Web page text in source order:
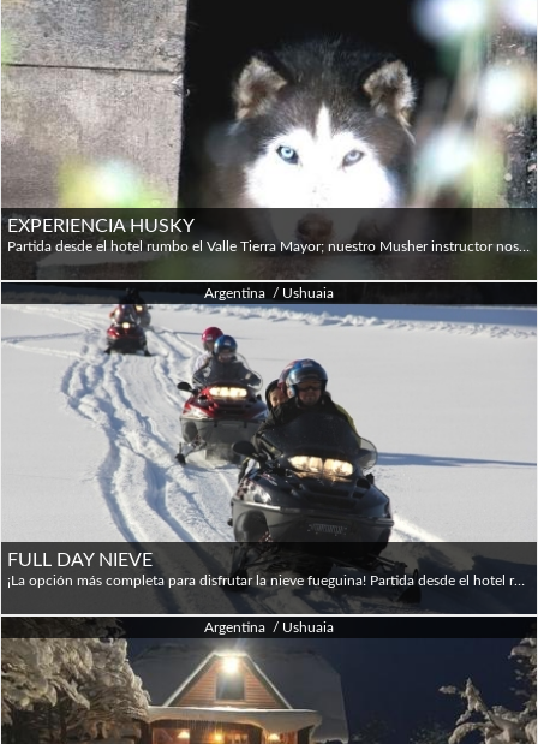
EXPERIENCIA HUSKY
Partida desde el hotel rumbo el Valle Tierra Mayor; nuestro Musher instructor nos da la bienvenida brindándonos una charla introductoria al mundo de los perros de trineo, visitando el criadero. Comenzamos luego la instrucción de conducción de trineo, conociendo las técnicas de armado y manejo del mismo. Colocamos los arneses a los perros, los enganchamos al trineo y al grito de ¡SIGA! comienza nuestra aventura en trineos de perros, un viaje intenso y a la vez divertido. A medida que avanzamos nuestra caravana de trineos se adentra en el valle nevado, para culminar en el refugio del hachero donde repondremos calorías con un refrigerio; luego de descansar, mushers y perros continuamos la travesía, atravesando bosque, ríos congelados y experimentando el mágico silencio blanco. Máximo 8 pasajeros y 4 trineos. Para participar los pasajeros deben gozar de un buen estado de salud, le tienen que gustar los perros y poseer un espíritu de trabajo en equipo. Ir en trineos de perros es una actividad comparable a la del ski de fondo, así que hay que estar en una razonable forma física.
Argentina / Ushuaia
FULL DAY NIEVE
¡La opción más completa para disfrutar la nieve fueguina! Partida desde el hotel rumbo al valle Tierra Mayor donde comienza la aventura: nos subimos al vehículo especialmente equipado con orugas y comenzamos el cruce de la gran planicie nevada. El paseo pasa del valle al bosque y culmina en el refugio del Hachero donde tendremos tiempo de tomar fotografías en un paisaje de ensueño. Previa instrucción de nuestro guía nos calzamos las raquetas de nieve y nos dirigimos al refugio Nunatak donde almorzaremos en el Domo calefaccionado y dispondremos de tiempo para divertirnos con los trineos deslizadores. Luego del almuerzo realizamos la experiencia de pasear en un trineo tirado por huskies y conducir en una aventura guiada una moto de nieve. Esta excursión puede ser con opción de trineo o sin trineo. Las motos de nieve son para 2 personas.
Argentina / Ushuaia